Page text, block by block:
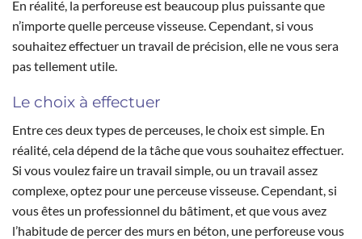
En réalité, la perforeuse est beaucoup plus puissante que
n’importe quelle perceuse visseuse. Cependant, si vous
souhaitez effectuer un travail de précision, elle ne vous sera
pas tellement utile.
Le choix à effectuer
Entre ces deux types de perceuses, le choix est simple. En
réalité, cela dépend de la tâche que vous souhaitez effectuer.
Si vous voulez faire un travail simple, ou un travail assez
complexe, optez pour une perceuse visseuse. Cependant, si
vous êtes un professionnel du bâtiment, et que vous avez
l’habitude de percer des murs en béton, une perforeuse vous